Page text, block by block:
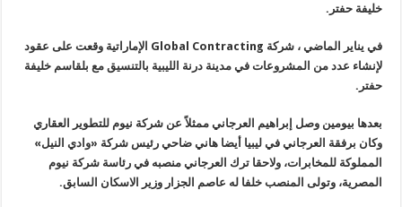
خليفة حفتر.
‏في يناير الماضي ، شركة Global Contracting الإماراتية وقعت على عقود
لإنشاء عدد من المشروعات في مدينة درنة الليبية بالتنسيق مع بلقاسم خليفة
حفتر.
‏بعدها بيومين وصل إبراهيم العرجاني ممثلاً عن شركة نيوم للتطوير العقاري
وكان برفقة العرجاني في ليبيا أيضا هاني ضاحي رئيس شركة «وادي النيل»
المملوكة للمخابرات، ولاحقا ترك العرجاني منصبه في رئاسة شركة نيوم
المصرية، وتولى المنصب خلفا له عاصم الجزار وزير الاسكان السابق.